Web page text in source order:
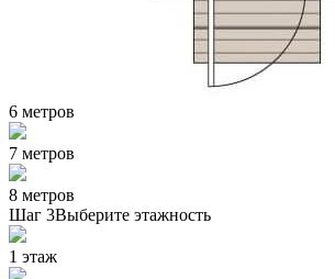
6 метров
7 метров
8 метров
Шаг 3Выберите этажность
1 этаж